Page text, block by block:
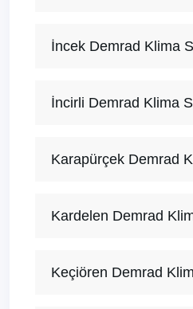
İncek Demrad Klima
İncirli Demrad Klima
Karapürçek Demrad
Kardelen Demrad
Keçiören Demrad